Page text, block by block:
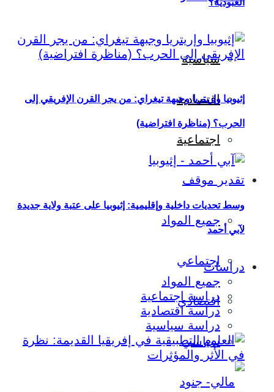
سياسية
اقتصادية
اجتماعية
تقدير موقف
جميع المواد
اجتماعي
اقتصادي
سياسي
العبودية؟
إثيوبيا وإريتريا وجبهة تيغراي: من يجر القرن الإفريقي إلى
الحرب؟ (مناظرة افتراضية)
وسط تحديات داخلية وإقليمية: إثيوبيا على عتبة ولاية جديدة
لآبي أحمد
دراسات
جميع المواد
دراسة اجتماعية
دراسة اقتصادية
دراسة سياسية